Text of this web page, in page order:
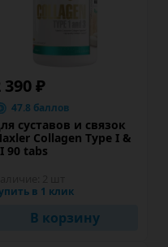
390 ₽
47.8 баллов
суставов и связок
Collagen Type I &
90 tabs
в 1 клик
В корзину